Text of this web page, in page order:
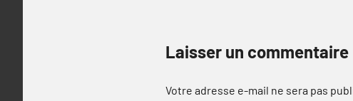
Laisser un commentaire
Votre adresse e-mail ne sera pas